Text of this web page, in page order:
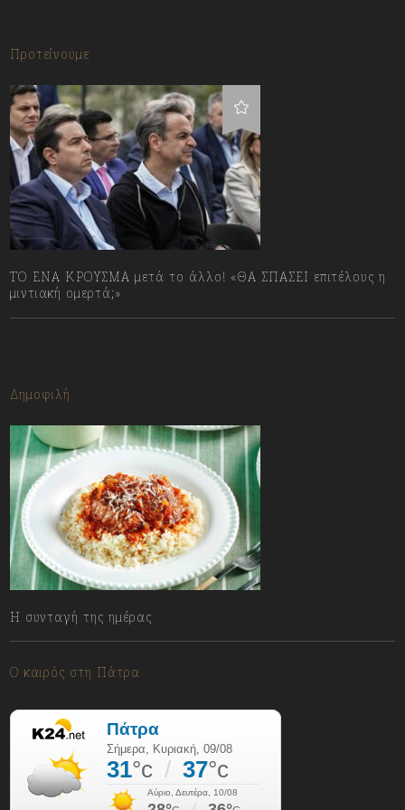
Προτείνουμε
ΤΟ ΕΝΑ ΚΡΟΥΣΜΑ μετά το άλλο! «ΘΑ ΣΠΑΣΕΙ επιτέλους η
μιντιακή ομερτά;»
Δημοφιλή
Η συνταγή της ημέρας
Ο καιρός στη Πάτρα